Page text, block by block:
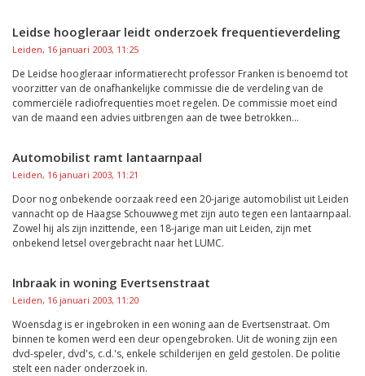
Leidse hoogleraar leidt onderzoek frequentieverdeling
Leiden, 16 januari 2003, 11:25
De Leidse hoogleraar informatierecht professor Franken is benoemd tot
voorzitter van de onafhankelijke commissie die de verdeling van de
commerciële radiofrequenties moet regelen. De commissie moet eind
van de maand een advies uitbrengen aan de twee betrokken...
Automobilist ramt lantaarnpaal
Leiden, 16 januari 2003, 11:21
Door nog onbekende oorzaak reed een 20-jarige automobilist uit Leiden
vannacht op de Haagse Schouwweg met zijn auto tegen een lantaarnpaal.
Zowel hij als zijn inzittende, een 18-jarige man uit Leiden, zijn met
onbekend letsel overgebracht naar het LUMC.
Inbraak in woning Evertsenstraat
Leiden, 16 januari 2003, 11:20
Woensdag is er ingebroken in een woning aan de Evertsenstraat. Om
binnen te komen werd een deur opengebroken. Uit de woning zijn een
dvd-speler, dvd's, c.d.'s, enkele schilderijen en geld gestolen. De politie
stelt een nader onderzoek in.